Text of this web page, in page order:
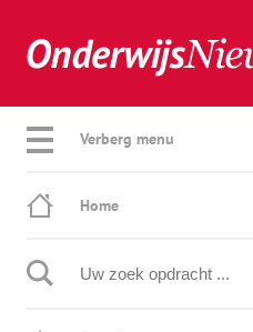
Verberg menu
Home